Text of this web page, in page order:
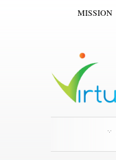
MISSION